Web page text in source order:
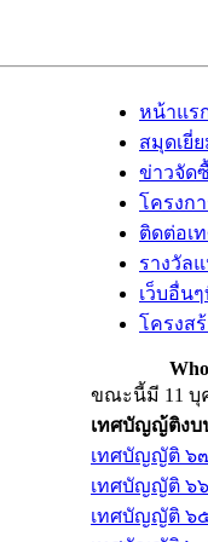
หน้าแร
สมุดเยี่ย
ข่าวจัด
โครงก
ติดต่อเ
รางวัล
เว็บอื่น
โครงส
ขณะนี้มี 11 บุ
เทศบัญญ้ติงบ
เทศบัญญัติ ๖
เทศบัญญัติ ๖๖
เทศบัญญัติ ๖